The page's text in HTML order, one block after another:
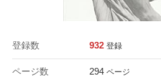
登録数 932 登録
ページ数 294 ページ